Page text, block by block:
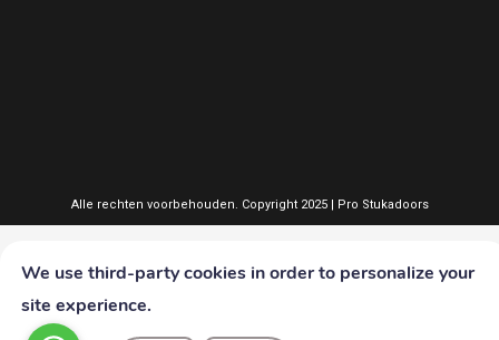
Alle rechten voorbehouden. Copyright 2025 | Pro Stukadoors
We use third-party cookies in order to personalize your
site experience.